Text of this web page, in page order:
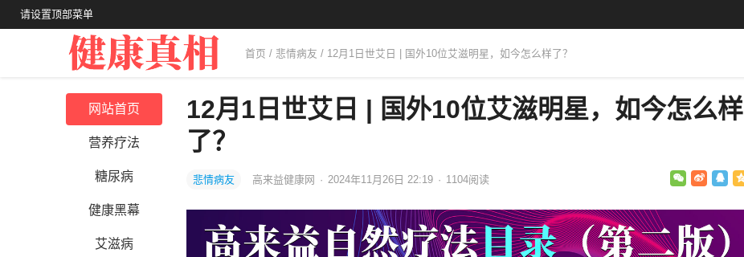
请设置顶部菜单
首页 / 悲情病友 / 12月1日世艾日 | 国外10位艾滋明星，如今怎么样了？
网站首页
营养疗法
糖尿病
健康黑幕
艾滋病
12月1日世艾日 | 国外10位艾滋明星，如今怎么样
了？
悲情病友 高来益健康网 · 2024年11月26日 22:19 · 1104阅读